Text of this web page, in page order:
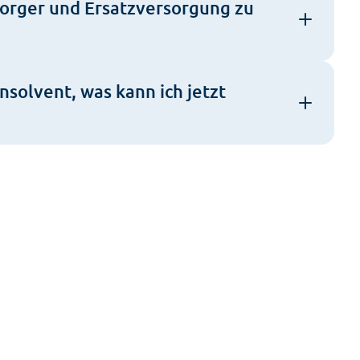
und Ersatzversorgung zu
was kann ich jetzt